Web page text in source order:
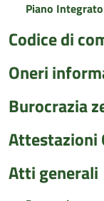
Piano
Codice di
Oneri
Burocrazia
Attestazioni
Atti generali